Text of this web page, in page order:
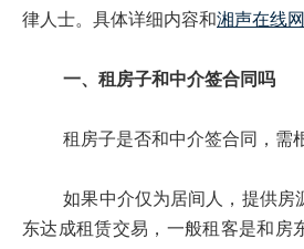
律人士。具体详细内容和湘声在线网
一、租房子和中介签合同吗
租房子是否和中介签合同，需根
如果中介仅为居间人，提供房
东达成租赁交易，一般租客是和房